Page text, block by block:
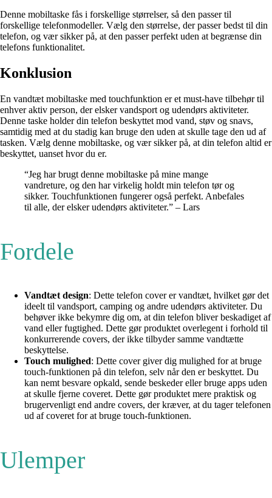
Denne mobiltaske fås i forskellige størrelser, så den passer til
forskellige telefonmodeller. Vælg den størrelse, der passer bedst til din
telefon, og vær sikker på, at den passer perfekt uden at begrænse din
telefons funktionalitet.
Konklusion
En vandtæt mobiltaske med touchfunktion er et must-have tilbehør til
enhver aktiv person, der elsker vandsport og udendørs aktiviteter.
Denne taske holder din telefon beskyttet mod vand, støv og snavs,
samtidig med at du stadig kan bruge den uden at skulle tage den ud af
tasken. Vælg denne mobiltaske, og vær sikker på, at din telefon altid er
beskyttet, uanset hvor du er.
“Jeg har brugt denne mobiltaske på mine mange
vandreture, og den har virkelig holdt min telefon tør og
sikker. Touchfunktionen fungerer også perfekt. Anbefales
til alle, der elsker udendørs aktiviteter.” – Lars
Fordele
Vandtæt design: Dette telefon cover er vandtæt, hvilket gør det
ideelt til vandsport, camping og andre udendørs aktiviteter. Du
behøver ikke bekymre dig om, at din telefon bliver beskadiget af
vand eller fugtighed. Dette gør produktet overlegent i forhold til
konkurrerende covers, der ikke tilbyder samme vandtætte
beskyttelse.
Touch mulighed: Dette cover giver dig mulighed for at bruge
touch-funktionen på din telefon, selv når den er beskyttet. Du
kan nemt besvare opkald, sende beskeder eller bruge apps uden
at skulle fjerne coveret. Dette gør produktet mere praktisk og
brugervenligt end andre covers, der kræver, at du tager telefonen
ud af coveret for at bruge touch-funktionen.
Ulemper